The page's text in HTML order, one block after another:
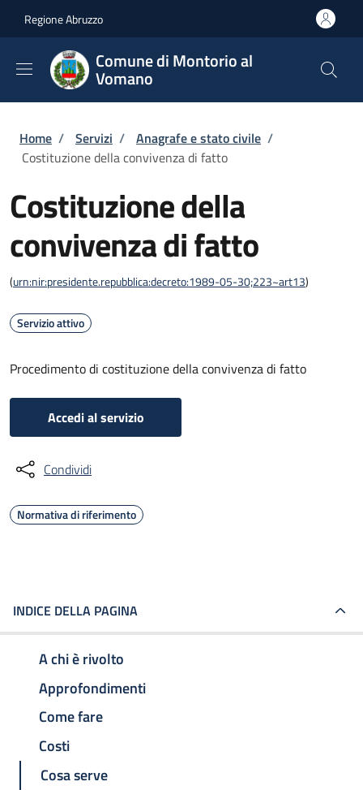
Regione Abruzzo
Comune di Montorio al
Vomano
Briciole di pane
Home / Servizi / Anagrafe e stato civile /
Costituzione della convivenza di fatto
Costituzione della
convivenza di fatto
(urn:nir:presidente.repubblica:decreto:1989-05-30;223~art13)
Servizio attivo
Procedimento di costituzione della convivenza di fatto
Accedi al servizio
Condividi
Normativa di riferimento
INDICE DELLA PAGINA
A chi è rivolto
Approfondimenti
Come fare
Costi
Cosa serve